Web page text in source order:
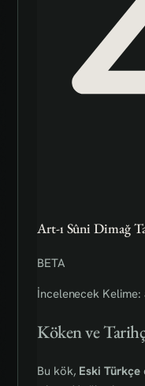
Art-ı Sûni Dimağ
BETA
İncelenecek Kelime:
Köken ve
Bu kök, Eski Türkçe